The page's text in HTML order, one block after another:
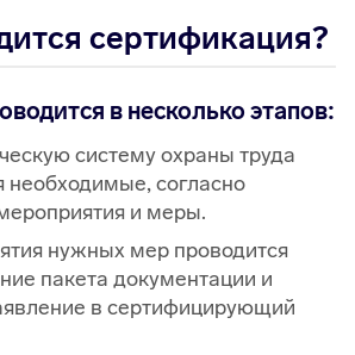
сертификация?
в несколько этапов:
систему охраны труда
необходимые, согласно
и меры.
нужных мер проводится
пакета документации и
в сертифицирующий